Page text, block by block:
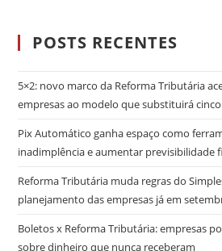
POSTS RECENTES
5×2: novo marco da Reforma Tributária
empresas ao modelo que substituirá
Pix Automático ganha espaço como
inadimplência e aumentar previsibilidade
Reforma Tributária muda regras do
planejamento das empresas já em
Boletos x Reforma Tributária: empresas
sobre dinheiro que nunca receberam